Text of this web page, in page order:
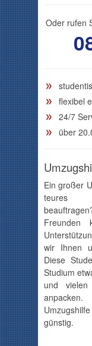
Oder rufen
flexibel
24/7
über
Ein großer
teures
Freunden
wir Ihnen
Diese
Studium
und
günstig.